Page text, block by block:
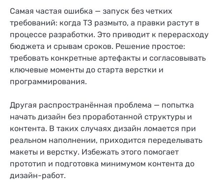
Самая частая ошибка — запуск без четких
требований: когда ТЗ размыто, а правки растут в
процессе разработки. Это приводит к перерасходу
бюджета и срывам сроков. Решение простое:
требовать конкретные артефакты и согласовывать
ключевые моменты до старта верстки и
программирования.
Другая распространённая проблема — попытка
начать дизайн без проработанной структуры и
контента. В таких случаях дизайн ломается при
реальном наполнении, приходится переделывать
макеты и верстку. Избежать этого помогает
прототип и подготовка минимумом контента до
дизайн-работ.